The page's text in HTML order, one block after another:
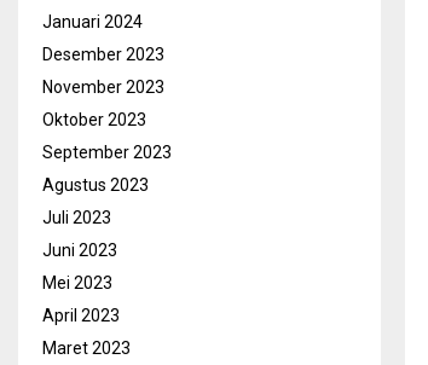
Januari 2024
Desember 2023
November 2023
Oktober 2023
September 2023
Agustus 2023
Juli 2023
Juni 2023
Mei 2023
April 2023
Maret 2023